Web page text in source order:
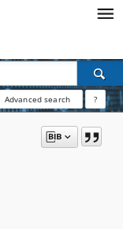
Advanced search ?